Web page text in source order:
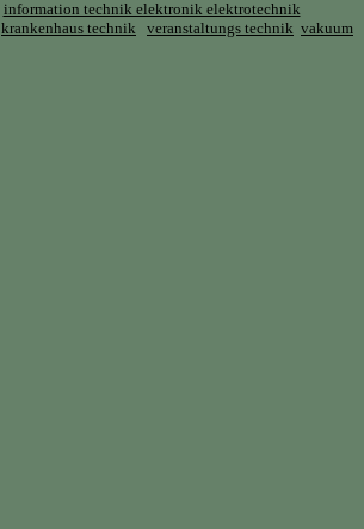
information technik elektronik elektrotechnik
krankenhaus technik veranstaltungs technik vakuum